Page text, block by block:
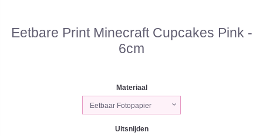
Eetbare Print Minecraft Cupcakes Pink -
6cm
Materiaal
Uitsnijden